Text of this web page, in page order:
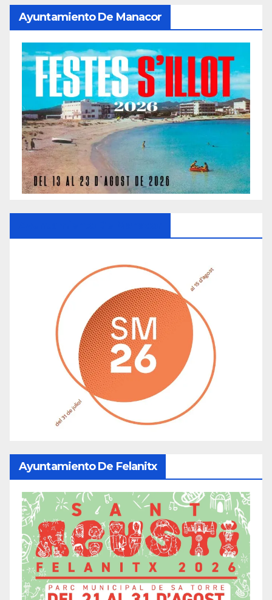
Ayuntamiento De Manacor
Ayuntamiento De Felanitx